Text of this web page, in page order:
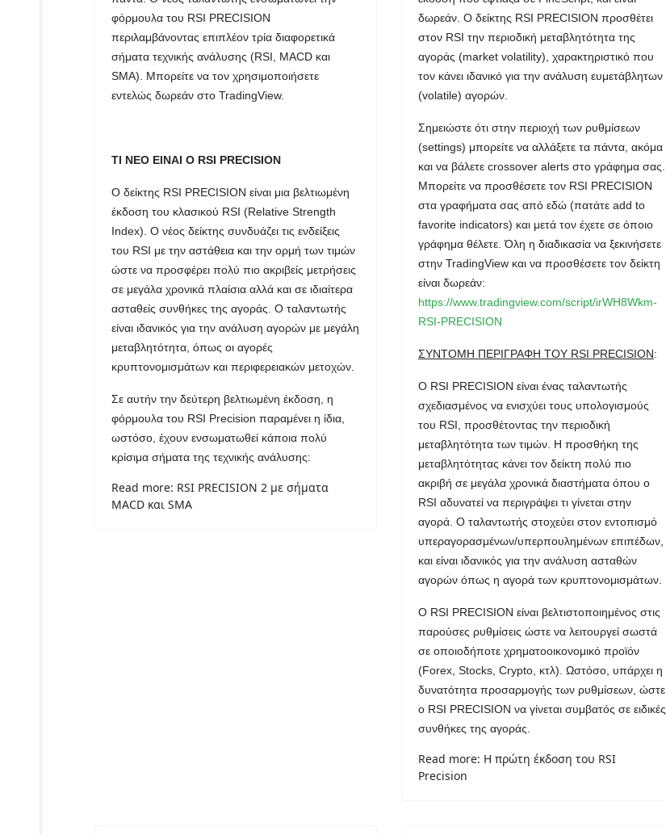
φόρμουλα του RSI PRECISION
περιλαμβάνοντας επιπλέον τρία διαφορετικά
σήματα τεχνικής ανάλυσης (RSI, MACD και
SMA). Μπορείτε να τον χρησιμοποιήσετε
εντελώς δωρεάν στο TradingView.
ΤΙ ΝΕΟ ΕΙΝΑΙ O RSI PRECISION
Ο δείκτης RSI PRECISION είναι μια βελτιωμένη
έκδοση του κλασικού RSI (Relative Strength
Index). Ο νέος δείκτης συνδυάζει τις ενδείξεις
του RSI με την αστάθεια και την ορμή των τιμών
ώστε να προσφέρει πολύ πιο ακριβείς μετρήσεις
σε μεγάλα χρονικά πλαίσια αλλά και σε ιδιαίτερα
ασταθείς συνθήκες της αγοράς. Ο ταλαντωτής
είναι ιδανικός για την ανάλυση αγορών με μεγάλη
μεταβλητότητα, όπως οι αγορές
κρυπτονομισμάτων και περιφερειακών μετοχών.
Σε αυτήν την δεύτερη βελτιωμένη έκδοση, η
φόρμουλα του RSI Precision παραμένει η ίδια,
ωστόσο, έχουν ενσωματωθεί κάποια πολύ
κρίσιμα σήματα της τεχνικής ανάλυσης:
Read more: RSI PRECISION 2 με σήματα
MACD και SMA
δωρεάν. Ο δείκτης RSI PRECISION προσθέτει
στον RSI την περιοδική μεταβλητότητα της
αγοράς (market volatility), χαρακτηριστικό που
τον κάνει ιδανικό για την ανάλυση ευμετάβλητων
(volatile) αγορών.
Σημειώστε ότι στην περιοχή των ρυθμίσεων
(settings) μπορείτε να αλλάξετε τα πάντα, ακόμα
και να βάλετε crossover alerts στο γράφημα σας.
Μπορείτε να προσθέσετε τον RSI PRECISION
στα γραφήματα σας από εδώ (πατάτε add to
favorite indicators) και μετά τον έχετε σε όποιο
γράφημα θέλετε. Όλη η διαδικασία να ξεκινήσετε
στην TradingView και να προσθέσετε τον δείκτη
είναι δωρεάν:
https://www.tradingview.com/script/irWH8Wkm-
RSI-PRECISION
ΣΥΝΤΟΜΗ ΠΕΡΙΓΡΑΦΗ ΤΟΥ RSI PRECISION:
Ο RSI PRECISION είναι ένας ταλαντωτής
σχεδιασμένος να ενισχύει τους υπολογισμούς
του RSI, προσθέτοντας την περιοδική
μεταβλητότητα των τιμών. Η προσθήκη της
μεταβλητότητας κάνει τον δείκτη πολύ πιο
ακριβή σε μεγάλα χρονικά διαστήματα όπου ο
RSI αδυνατεί να περιγράψει τι γίνεται στην
αγορά. Ο ταλαντωτής στοχεύει στον εντοπισμό
υπεραγορασμένων/υπερπουλημένων επιπέδων,
και είναι ιδανικός για την ανάλυση ασταθών
αγορών όπως η αγορά των κρυπτονομισμάτων.
Ο RSI PRECISION είναι βελτιστοποιημένος στις
παρούσες ρυθμίσεις ώστε να λειτουργεί σωστά
σε οποιοδήποτε χρηματοοικονομικό προϊόν
(Forex, Stocks, Crypto, κτλ). Ωστόσο, υπάρχει η
δυνατότητα προσαρμογής των ρυθμίσεων, ώστε
ο RSI PRECISION να γίνεται συμβατός σε ειδικές
συνθήκες της αγοράς.
Read more: Η πρώτη έκδοση του RSI
Precision